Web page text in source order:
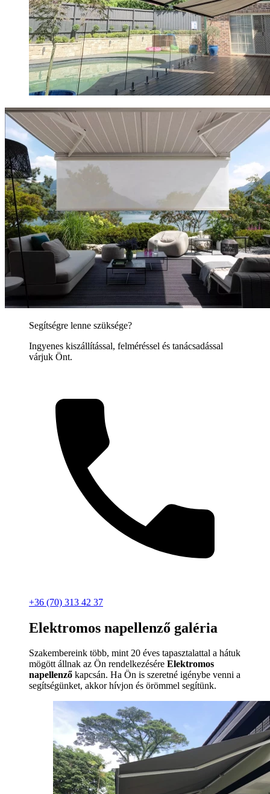
Segítségre lenne szüksége?
Ingyenes kiszállítással, felméréssel és tanácsadással
várjuk Önt.
+36 (70) 313 42 37
Elektromos napellenző galéria
Szakembereink több, mint 20 éves tapasztalattal a hátuk
mögött állnak az Ön rendelkezésére Elektromos
napellenző kapcsán. Ha Ön is szeretné igénybe venni a
segítségünket, akkor hívjon és örömmel segítünk.